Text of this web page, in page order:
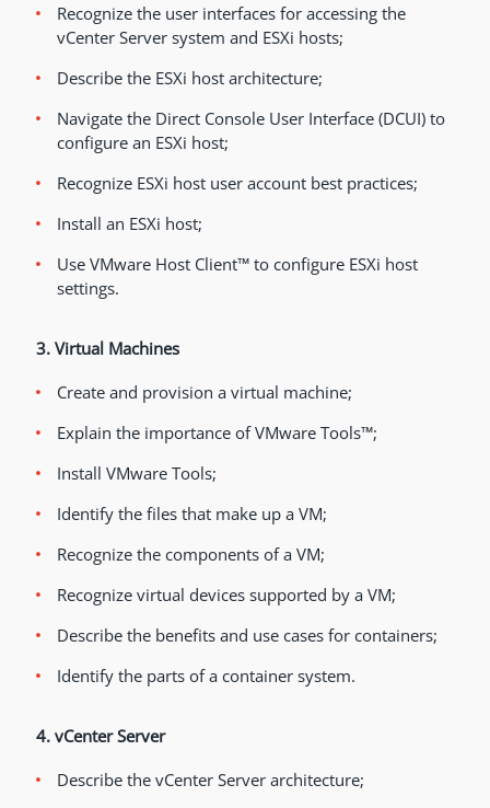
Recognize the user interfaces for accessing the
vCenter Server system and ESXi hosts;
Describe the ESXi host architecture;
Navigate the Direct Console User Interface (DCUI) to
configure an ESXi host;
Recognize ESXi host user account best practices;
Install an ESXi host;
Use VMware Host Client™ to configure ESXi host
settings.
3. Virtual Machines
Create and provision a virtual machine;
Explain the importance of VMware Tools™;
Install VMware Tools;
Identify the files that make up a VM;
Recognize the components of a VM;
Recognize virtual devices supported by a VM;
Describe the benefits and use cases for containers;
Identify the parts of a container system.
4. vCenter Server
Describe the vCenter Server architecture;